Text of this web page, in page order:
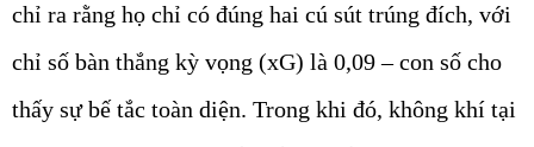
chỉ ra rằng họ chỉ có đúng hai cú sút trúng đích, với
chỉ số bàn thắng kỳ vọng (xG) là 0,09 – con số cho
thấy sự bế tắc toàn diện. Trong khi đó, không khí tại